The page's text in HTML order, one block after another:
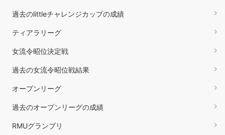
過去のlittleチャレンジカップの成績
ティアラリーグ
女流令昭位決定戦
過去の女流令昭位戦結果
オープンリーグ
過去のオープンリーグの成績
RMUグランプリ